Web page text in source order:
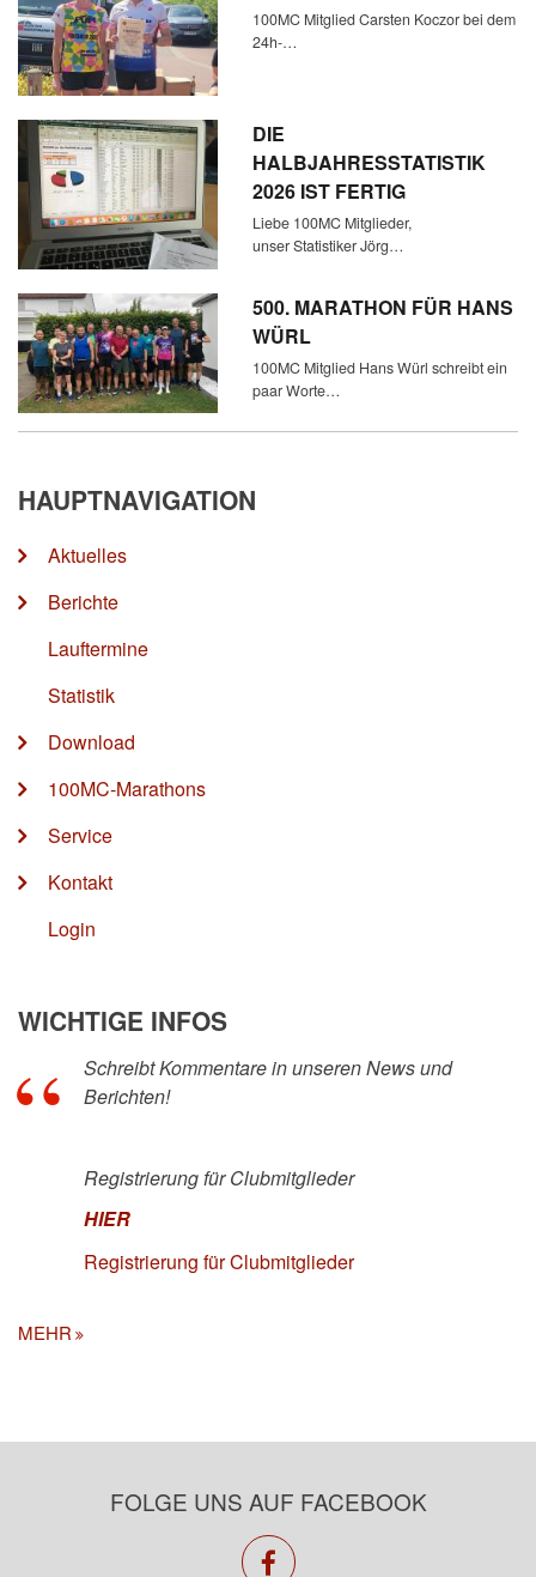
100MC Mitglied Carsten Koczor bei dem
24h-…
DIE
HALBJAHRESSTATISTIK
2026 IST FERTIG
Liebe 100MC Mitglieder,
unser Statistiker Jörg…
500. MARATHON FÜR HANS
WÜRL
100MC Mitglied Hans Würl schreibt ein
paar Worte…
HAUPTNAVIGATION
Aktuelles
Berichte
Lauftermine
Statistik
Download
100MC-Marathons
Service
Kontakt
Login
WICHTIGE INFOS
Schreibt Kommentare in unseren News und
Berichten!
Registrierung für Clubmitglieder
HIER
Registrierung für Clubmitglieder
MEHR
FOLGE UNS AUF FACEBOOK
facebook